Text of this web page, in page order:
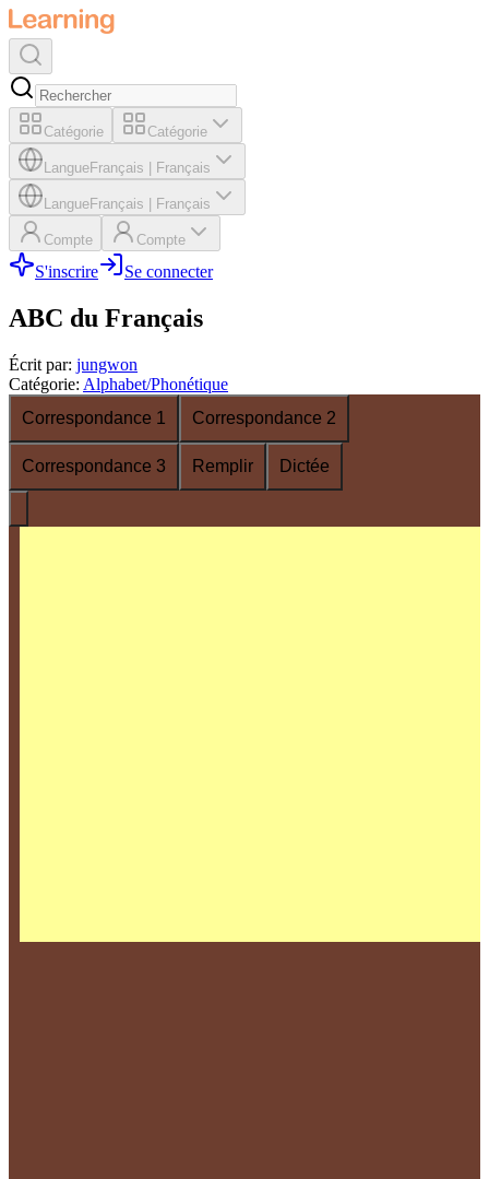
Catégorie Catégorie
LangueFrançais Français
LangueFrançais Français
Compte Compte
S'inscrire Se connecter
ABC du Français
Écrit par: jungwon
Catégorie: Alphabet/Phonétique
Correspondance 1
Correspondance 2
Correspondance 3 Remplir Dictée